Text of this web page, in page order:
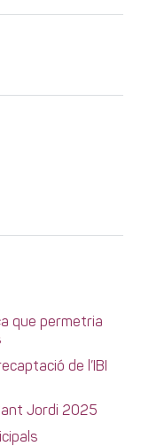
que permetria
de l’IBI
Jordi 2025